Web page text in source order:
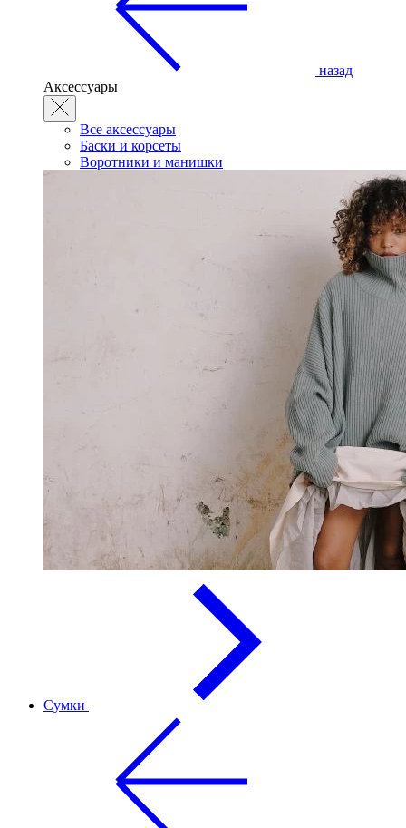
назад
Аксессуары
Все аксессуары
Баски и корсеты
Воротники и манишки
Сумки